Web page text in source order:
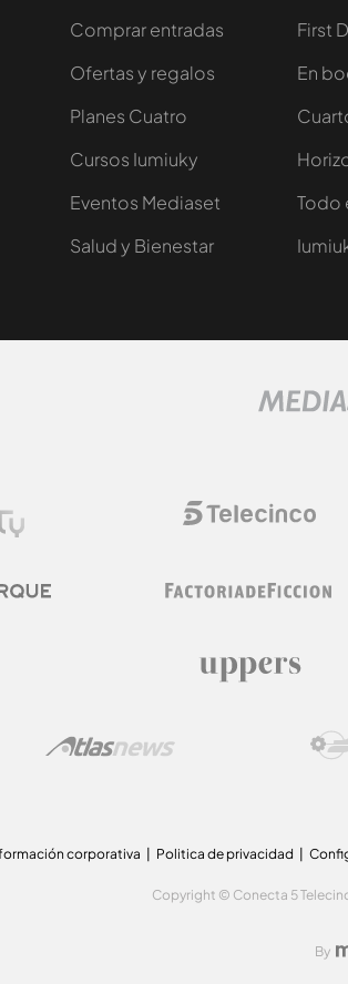
Comprar entradas
Ofertas y regalos
Planes Cuatro
Cursos Iumiuky
Eventos Mediaset
Salud y Bienestar
First
En
Todo
corporativa Politica de privacidad
Copyright © Conecta 5
By